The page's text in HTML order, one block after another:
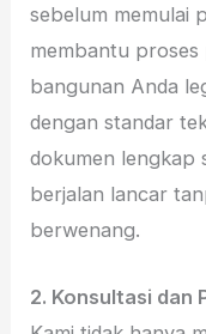
sebelum memulai
membantu
bangunan Anda
dengan standar
dokumen lengkap
berjalan lancar
berwenang.
2. Konsultasi dan